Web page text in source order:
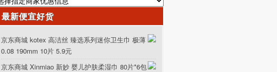
最新便宜好货
京东商城 kotex 高洁丝 臻选系列迷你卫生巾 极薄
0.08 190mm 10片 5.9元
京东商城 Xinmiao 新妙 婴儿护肤柔湿巾 80片*6包